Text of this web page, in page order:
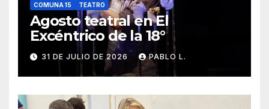
COMUNA 15 TEATRO
Agosto teatral en El
Excéntrico de la 18°
31 DE JULIO DE 2026 PABLO L.